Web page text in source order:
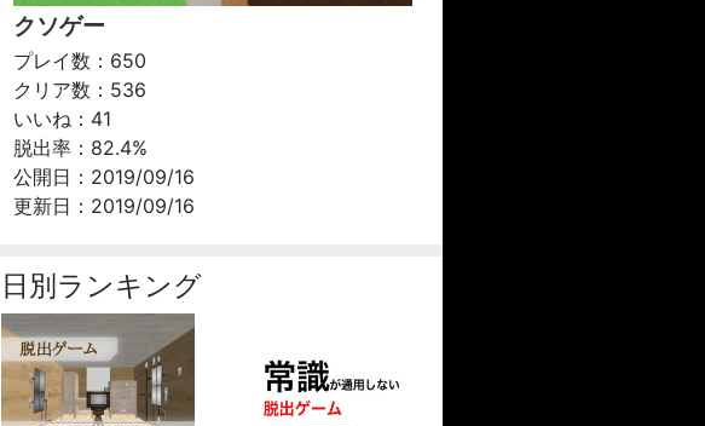
クソゲー
プレイ数：650
クリア数：536
いいね：41
脱出率：82.4%
公開日：2019/09/16
更新日：2019/09/16
日別ランキング